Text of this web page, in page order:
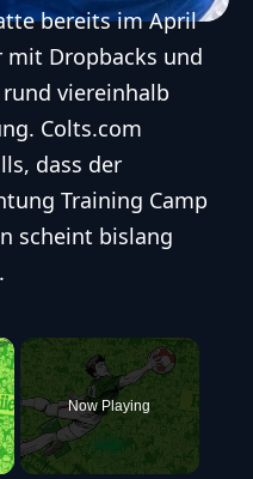
bereits im April
mit Dropbacks und
viereinhalb
Colts.com
dass der
Training Camp
scheint bislang
Now Playing